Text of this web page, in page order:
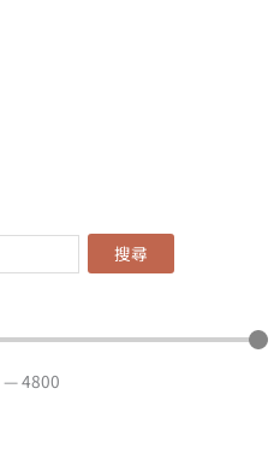
搜尋
—4800